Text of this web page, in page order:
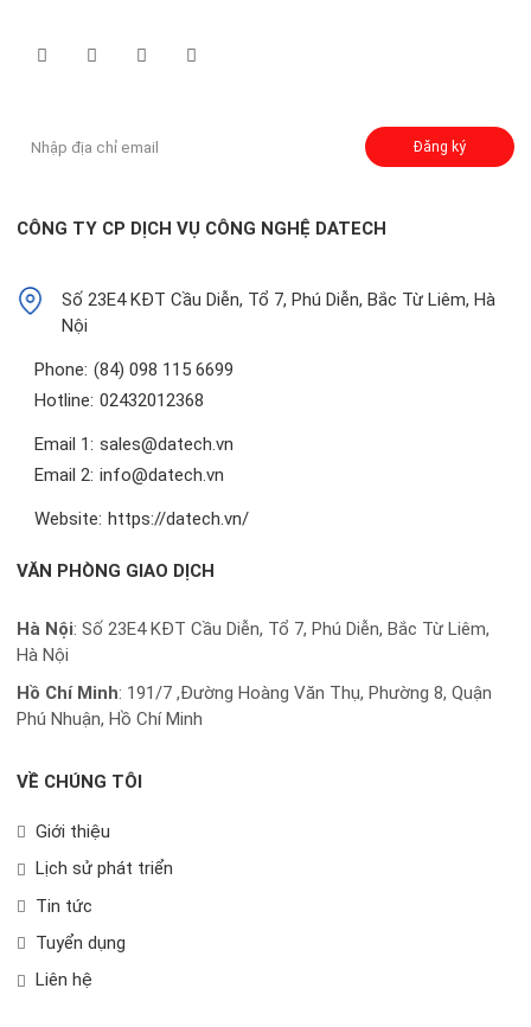
Đăng ký
CÔNG TY CP DỊCH VỤ CÔNG NGHỆ DATECH
Số 23E4 KĐT Cầu Diễn, Tổ 7, Phú Diễn, Bắc Từ Liêm, Hà
Nội
Phone: (84) 098 115 6699
Hotline: 02432012368
Email 1: sales@datech.vn
Email 2: info@datech.vn
Website: https://datech.vn/
VĂN PHÒNG GIAO DỊCH
Hà Nội: Số 23E4 KĐT Cầu Diễn, Tổ 7, Phú Diễn, Bắc Từ Liêm,
Hà Nội
Hồ Chí Minh: 191/7 ,Đường Hoàng Văn Thụ, Phường 8, Quận
Phú Nhuận, Hồ Chí Minh
VỀ CHÚNG TÔI
Giới thiệu
Lịch sử phát triển
Tin tức
Tuyển dụng
Liên hệ